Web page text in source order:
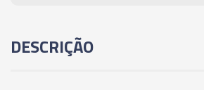
18 - 63MM
DESCRIÇÃO